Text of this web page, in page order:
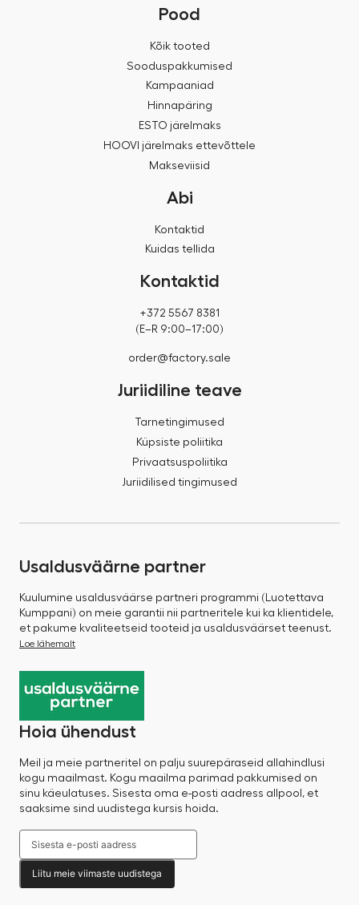
Pood
Kõik tooted
Sooduspakkumised
Kampaaniad
Hinnapäring
ESTO järelmaks
HOOVI järelmaks ettevõttele
Makseviisid
Abi
Kontaktid
Kuidas tellida
Kontaktid
+372 5567 8381
(E–R 9:00–17:00)
order@factory.sale
Juriidiline teave
Tarnetingimused
Küpsiste poliitika
Privaatsuspoliitika
Juriidilised tingimused
Usaldusväärne partner
Kuulumine usaldusväärse partneri programmi (Luotettava
Kumppani) on meie garantii nii partneritele kui ka klientidele,
et pakume kvaliteetseid tooteid ja usaldusväärset teenust.
Loe lähemalt
Hoia ühendust
Meil ja meie partneritel on palju suurepäraseid allahindlusi
kogu maailmast. Kogu maailma parimad pakkumised on
sinu käeulatuses. Sisesta oma e-posti aadress allpool, et
saaksime sind uudistega kursis hoida.
Liitu meie viimaste uudistega